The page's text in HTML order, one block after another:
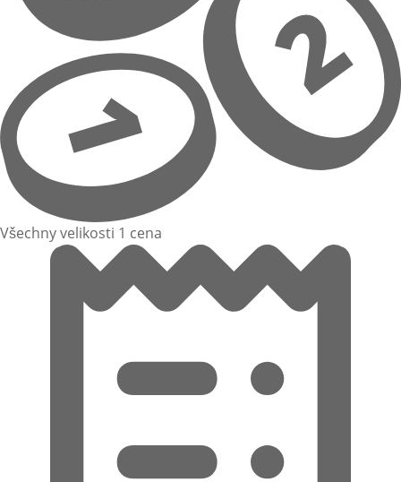
Všechny velikosti 1 cena